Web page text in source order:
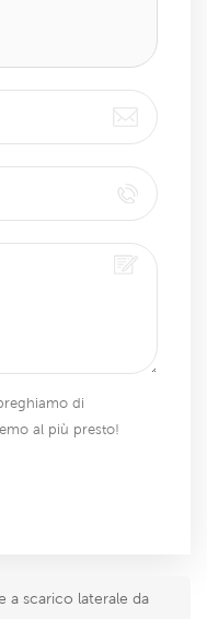
di
al più presto!
a scarico laterale da